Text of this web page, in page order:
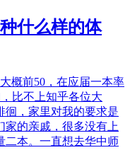
什么样的体
概前50，在应届一本率
比不上知乎各位大
徊，家里对我的要求是
家的亲戚，很多没有上
二本。一直想去华中师